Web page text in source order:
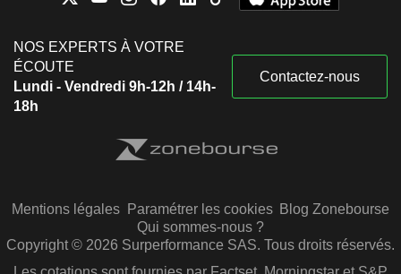
NOS EXPERTS À VOTRE
ÉCOUTE
Lundi - Vendredi 9h-12h / 14h-
18h
Contactez-nous
Mentions légales Paramétrer les cookies Blog Zonebourse
Qui sommes-nous ?
Copyright © 2026 Surperformance SAS. Tous droits réservés.